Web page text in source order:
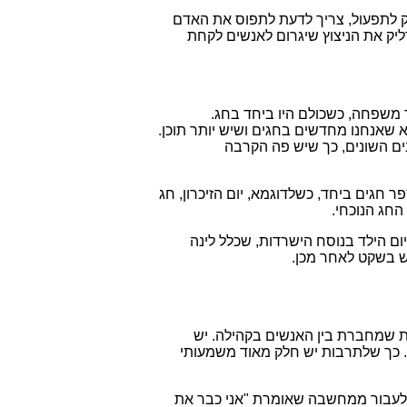
לתפעול, צריך לדעת לתפוס את האדם
את הניצוץ שיגרום לאנשים לקחת
משפחה, כשכולם היו ביחד בחג.
מחדשים בחגים ושיש יותר תוכן.
השונים, כך שיש פה הקרבה
חגים ביחד, כשלדוגמא, יום הזיכרון, חג
הנוכחי.
הילד בנוסח הישרדות, שכלל לינה
בשקט לאחר מכן.
שמחברת בין האנשים בקהילה. יש
כך שלתרבות יש חלק מאוד משמעותי
לעבור ממחשבה שאומרת "אני כבר את